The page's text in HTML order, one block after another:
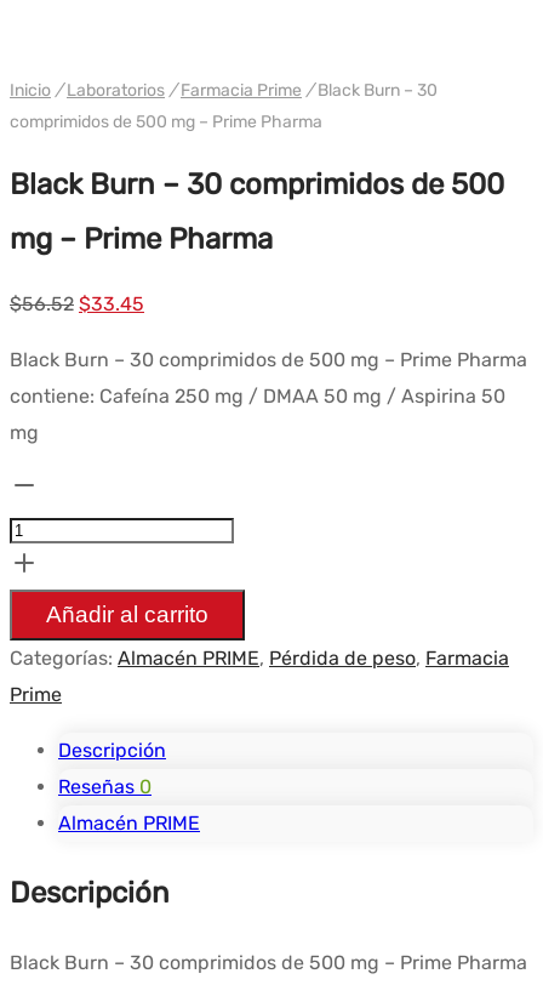
Inicio / Laboratorios / Farmacia Prime /Black Burn – 30
comprimidos de 500 mg – Prime Pharma
Black Burn – 30 comprimidos de 500
mg – Prime Pharma
$56.52 El
$33.45
actual
Black Burn – 30 comprimidos de 500 mg – Prime Pharma
contiene: Cafeína 250 mg / DMAA 50 mg / Aspirina 50
mg
Black
-
30
tabs
500mg
-
Prime
Pharma
Añadir al carrito
Categorías: Almacén PRIME, Pérdida de peso, Farmacia
Prime
Descripción
Reseñas 0
Almacén PRIME
Descripción
Black Burn – 30 comprimidos de 500 mg – Prime Pharma